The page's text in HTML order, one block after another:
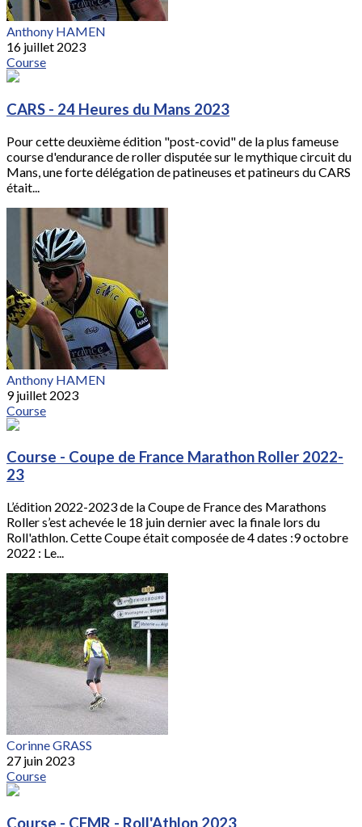
Anthony HAMEN
16 juillet 2023
Course
CARS - 24 Heures du Mans 2023
Pour cette deuxième édition "post-covid" de la plus fameuse
course d'endurance de roller disputée sur le mythique circuit du
Mans, une forte délégation de patineuses et patineurs du CARS
était...
Anthony HAMEN
9 juillet 2023
Course
Course - Coupe de France Marathon Roller 2022-
23
L’édition 2022-2023 de la Coupe de France des Marathons
Roller s’est achevée le 18 juin dernier avec la finale lors du
Roll'athlon. Cette Coupe était composée de 4 dates :9 octobre
2022 : Le...
Corinne GRASS
27 juin 2023
Course
Course - CFMR - Roll'Athlon 2023